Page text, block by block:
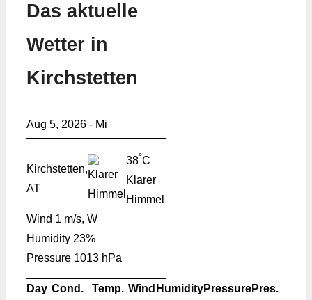
Das aktuelle
Wetter in
Kirchstetten
Aug 5, 2026 - Mi
Kirchstetten,
AT
38°C
Klarer
Himmel
Wind 1 m/s, W
Humidity 23%
Pressure 1013 hPa
Day Cond. Temp. Wind HumidityPressurePres.